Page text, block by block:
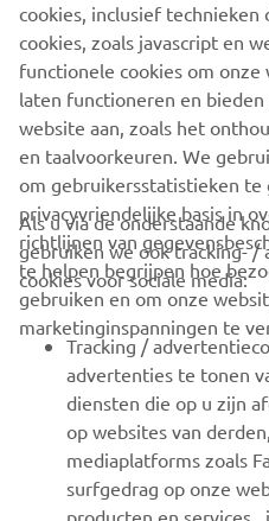
VIND JE
CORPORATE
VOOR BEDRIJVEN
MEER YAMAHA
ONDERSTEUNING
cookies, inclusief
cookies, zoals javascript en
functionele cookies om
laten functioneren en bieden
website aan, zoals het
en taalvoorkeuren. We
om gebruikersstatistieken te
privacyvriendelijke basis in
richtlijnen van
te helpen begrijpen hoe
gebruiken en om onze
marketinginspanningen te
Als u via de onderstaande
gebruiken we ook tracking- /
cookies voor sociale media:
Tracking /
advertenties te tonen
diensten die op u zijn
op websites van
mediaplatforms zoals
surfgedrag op onze
producten en services